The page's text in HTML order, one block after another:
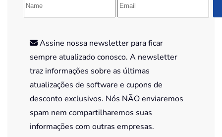
Assine nossa newsletter para ficar
sempre atualizado conosco. A newsletter
traz informações sobre as últimas
atualizações de software e cupons de
desconto exclusivos. Nós NÃO enviaremos
spam nem compartilharemos suas
informações com outras empresas.